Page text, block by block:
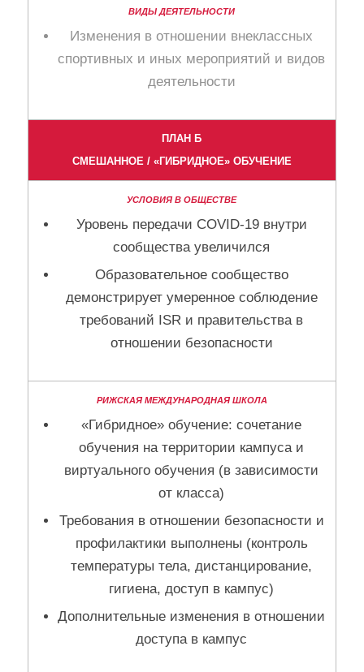
Изменения в отношении внеклассных
спортивных и иных мероприятий и видов
деятельности
ПЛАН Б
СМЕШАННОЕ / «ГИБРИДНОЕ» ОБУЧЕНИЕ
Уровень передачи COVID-19 внутри
сообщества увеличился
Образовательное сообщество
демонстрирует умеренное соблюдение
требований ISR и правительства в
отношении безопасности
«Гибридное» обучение: сочетание
обучения на территории кампуса и
виртуального обучения (в зависимости
от класса)
Требования в отношении безопасности и
профилактики выполнены (контроль
температуры тела, дистанцирование,
гигиена, доступ в кампус)
Дополнительные изменения в отношении
доступа в кампус